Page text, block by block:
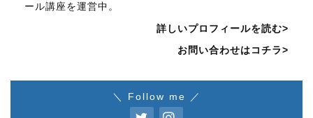
ール講座を運営中。
詳しいプロフィールを読む>
お問い合わせはコチラ>
＼ Follow me ／